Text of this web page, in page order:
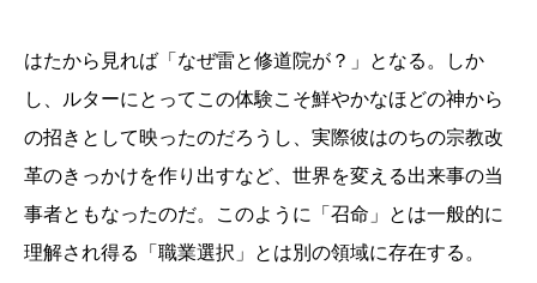
はたから見れば「なぜ雷と修道院が？」となる。しか
し、ルターにとってこの体験こそ鮮やかなほどの神から
の招きとして映ったのだろうし、実際彼はのちの宗教改
革のきっかけを作り出すなど、世界を変える出来事の当
事者ともなったのだ。このように「召命」とは一般的に
理解され得る「職業選択」とは別の領域に存在する。